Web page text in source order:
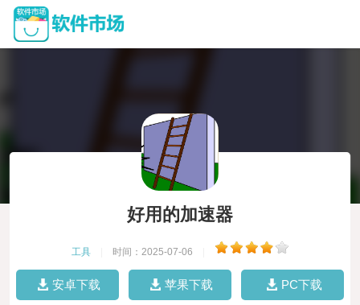
好用的加速器
工具 时间：2025-07-06
安卓下载 苹果下载 PC下载